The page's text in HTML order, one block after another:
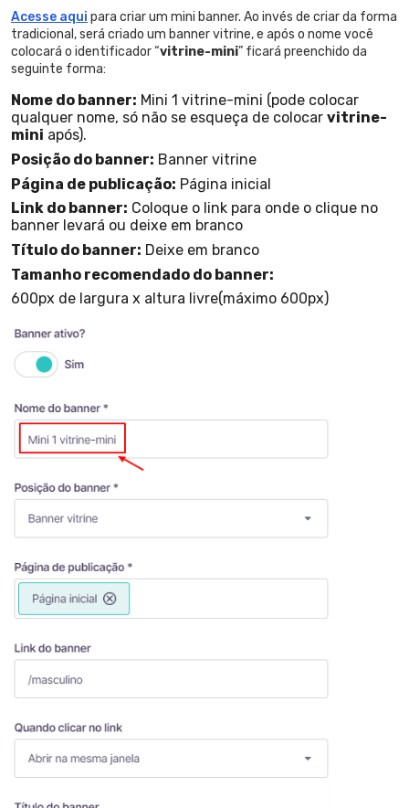
Acesse aqui para criar um mini banner. Ao invés de criar da forma
tradicional, será criado um banner vitrine, e após o nome você
colocará o identificador “vitrine-mini” ficará preenchido da
seguinte forma:
Nome do banner: Mini 1 vitrine-mini (pode colocar
qualquer nome, só não se esqueça de colocar vitrine-
mini após).
Posição do banner: Banner vitrine
Página de publicação: Página inicial
Link do banner: Coloque o link para onde o clique no
banner levará ou deixe em branco
Título do banner: Deixe em branco
Tamanho recomendado do banner:
600px de largura x altura livre(máximo 600px)